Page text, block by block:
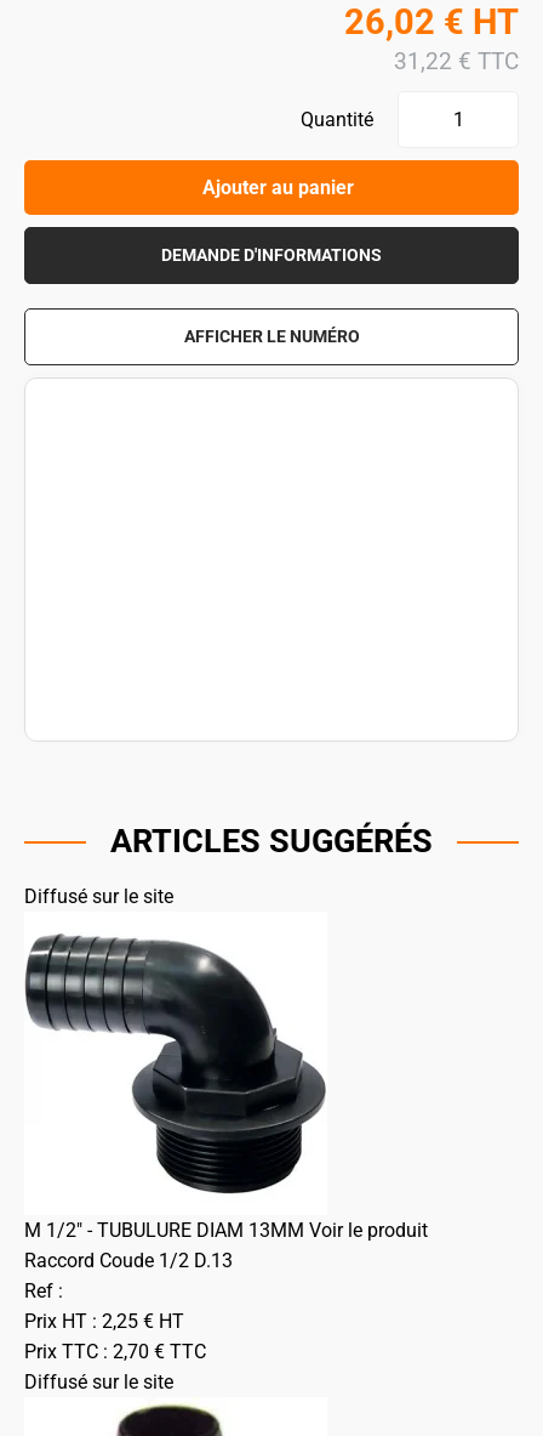
26,02 € HT
31,22 € TTC
Quantité
Ajouter au panier
DEMANDE D'INFORMATIONS
AFFICHER LE NUMÉRO
ARTICLES SUGGÉRÉS
Diffusé sur le site
M 1/2" - TUBULURE DIAM 13MM Voir le produit
Raccord Coude 1/2 D.13
Ref :
Prix HT : 2,25 € HT
Prix TTC : 2,70 € TTC
Diffusé sur le site